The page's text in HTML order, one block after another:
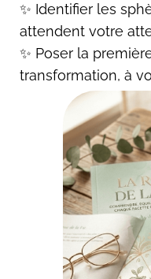
✨ Identifier les
attendent votre
✨ Poser la
transformation, à